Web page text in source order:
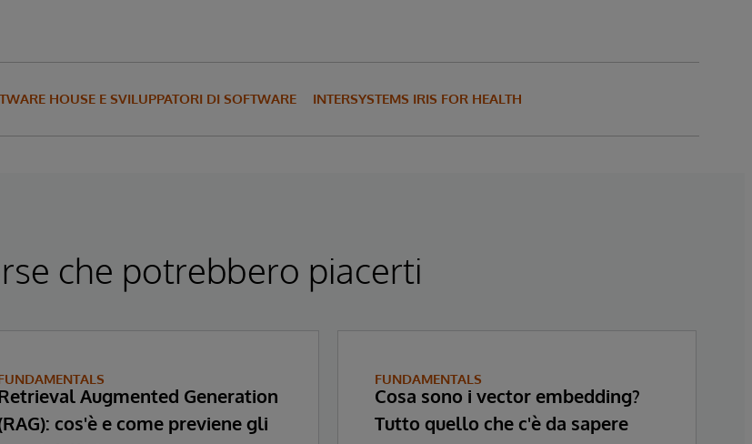
HOUSE E SVILUPPATORI DI SOFTWARE INTERSYSTEMS IRIS FOR HEALTH
che potrebbero piacerti
Augmented Generation
cos'è e come previene gli
FUNDAMENTALS
Cosa sono i vector embedding?
Tutto quello che c'è da sapere